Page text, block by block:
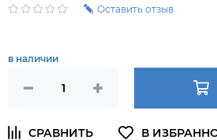
Оставить отзыв
в наличии